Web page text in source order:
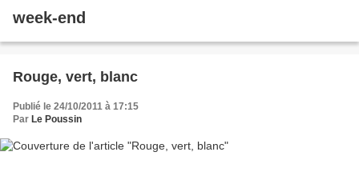
week-end
Rouge, vert, blanc
Publié le 24/10/2011 à 17:15
Par Le Poussin